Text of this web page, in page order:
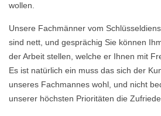
wollen.
Unsere Fachmänner vom
sind nett, und gesprächig Sie können
der Arbeit stellen, welche er Ihnen mit
Es ist natürlich ein muss das sich der
unseres Fachmannes wohl, und nicht
unserer höchsten Prioritäten die